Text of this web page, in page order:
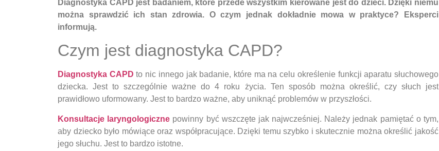
Diagnostyka CAPD jest badaniem, które przede wszystkim kierowane jest do dzieci. Dzięki niemu
można sprawdzić ich stan zdrowia. O czym jednak dokładnie mowa w praktyce? Eksperci
informują.
Czym jest diagnostyka CAPD?
Diagnostyka CAPD to nic innego jak badanie, które ma na celu określenie funkcji aparatu słuchowego
dziecka. Jest to szczególnie ważne do 4 roku życia. Ten sposób można określić, czy słuch jest
prawidłowo uformowany. Jest to bardzo ważne, aby uniknąć problemów w przyszłości.
Konsultacje laryngologiczne powinny być wszczęte jak najwcześniej. Należy jednak pamiętać o tym,
aby dziecko było mówiące oraz współpracujące. Dzięki temu szybko i skutecznie można określić jakość
jego słuchu. Jest to bardzo istotne.